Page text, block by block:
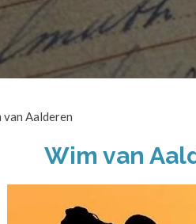
van Aalderen
Wim van